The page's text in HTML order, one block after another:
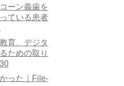
ーン義歯を
ている患者
育、デジタ
ための取り
った｜File-